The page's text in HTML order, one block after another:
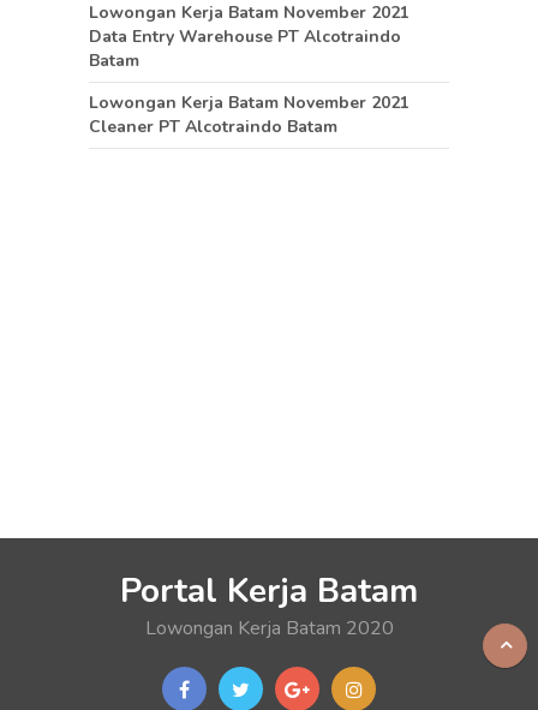
Lowongan Kerja Batam November 2021
Data Entry Warehouse PT Alcotraindo
Batam
Lowongan Kerja Batam November 2021
Cleaner PT Alcotraindo Batam
Portal Kerja Batam
Lowongan Kerja Batam 2020